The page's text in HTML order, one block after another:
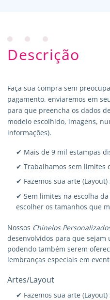
Descrição
Faça sua compra sem
pagamento, enviaremos em
para que preencha os dados
modelo escolhido, imagens,
informações).
✔ Mais de 9 mil estampas
✔ Trabalhamos sem limites
✔ Fazemos sua arte (Layout)
✔ Sem limites na escolha
escolher os tamanhos que
Nossos Chinelos
desenvolvidos para que sejam
podendo também serem
lembranças especiais em
Artes/Layout
✔ Fazemos sua arte (Layout)